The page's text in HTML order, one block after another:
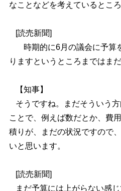
なことなどを考えているところ
[読売新聞]
時期的に6月の議会に予算
りますというところまではま
【知事】
そうですね。まだそういう
ことで、例えば数だとか、費
積りが、まだの状況ですので
いと思います。
[読売新聞]
まだ予算には上がらない感じ